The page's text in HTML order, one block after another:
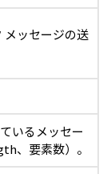
メッセージの送
いるメッセー
、要素数）。